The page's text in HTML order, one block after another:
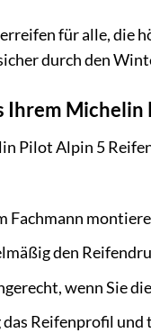
für alle, die
durch den
Ihrem
Pilot Alpin 5
Fachmann
den
wenn Sie
Reifenprofil und